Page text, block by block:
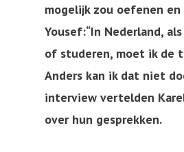
mogelijk zou oefenen en
Yousef:“In Nederland,
of studeren, moet ik de
Anders kan ik dat niet
interview vertelden
over hun gesprekken.